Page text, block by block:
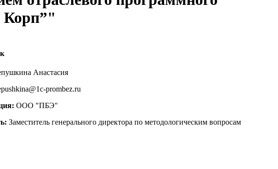
Корп”"
Анастасия
prombez.ru
ООО "ПБЭ"
Заместитель генерального директора по методологическим вопросам